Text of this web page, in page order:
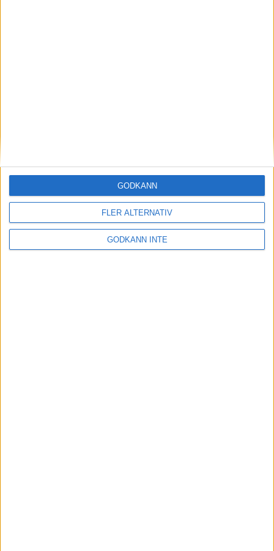
FLER ALTERNATIV
GODKÄNN INTE
GODKÄNN
Svenska Bowlingförbundet
Box 11016
100 61 Stockholm
Besöksadress